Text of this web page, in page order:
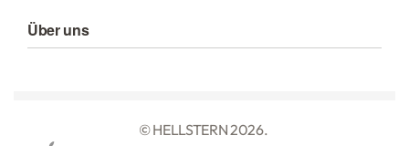
Rückgaberecht
Cookie-Richtlinie (EU)
Über uns
© HELLSTERN 2026.